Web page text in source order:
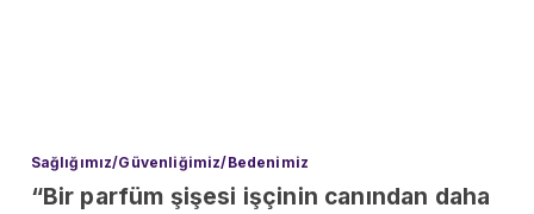
Sağlığımız/Güvenliğimiz/Bedenimiz
“Bir parfüm şişesi işçinin canından daha